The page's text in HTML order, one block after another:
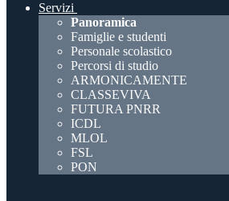
Servizi
Panoramica
Famiglie e studenti
Personale scolastico
Percorsi di studio
ARMONICAMENTE
CLASSEVIVA
FUTURA PNRR
ICDL
MLOL
FSL
PON